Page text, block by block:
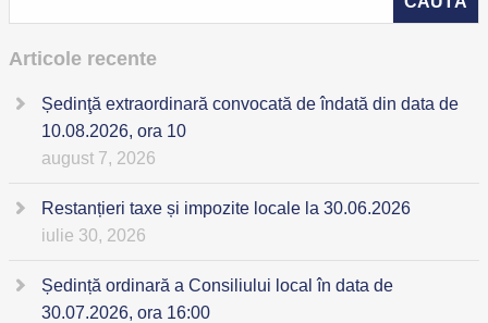
Articole recente
Ședinţă extraordinară convocată de îndată din data de
10.08.2026, ora 10
august 7, 2026
Restanțieri taxe și impozite locale la 30.06.2026
iulie 30, 2026
Ședință ordinară a Consiliului local în data de
30.07.2026, ora 16:00